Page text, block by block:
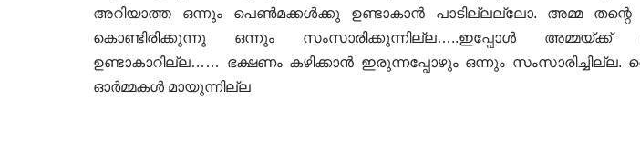
അറിയാത്ത ഒന്നും പെൺമക്കൾക്കു ഉണ്ടാകാൻ പാടില്ലല്ലോ. അമ്മ തന്റെ
കൊണ്ടിരിക്കുന്നു ഒന്നും സംസാരിക്കുന്നില്ല…..ഇപ്പോൾ അമ്മയ്ക്ക്
ഉണ്ടാകാറില്ല…… ഭക്ഷണം കഴിക്കാൻ ഇരുന്നപ്പോഴും ഒന്നും സംസാരിച്ചില്ല.
ഓർമ്മകൾ മായുന്നില്ല